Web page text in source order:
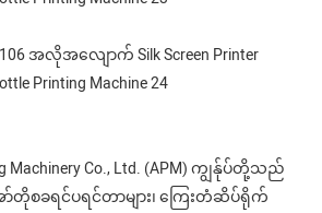
Machinery Co., Ltd. (APM) ကျွန်ုပ်တို့သည်
စခရင်ပရင်တာများ၊ ကြေးတံဆိပ်ရိုက်